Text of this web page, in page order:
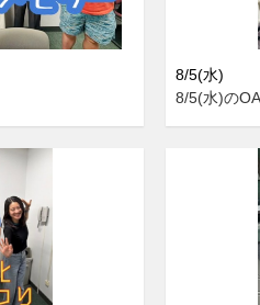
8/5(水)
8/5(水)の